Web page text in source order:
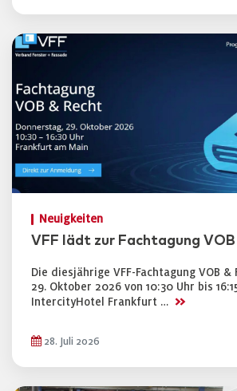
Neuigkeiten
VFF lädt zur Fachtagung VOB
Die diesjährige VFF-Fachtagung VOB
29. Oktober 2026 von 10:30 Uhr bis
IntercityHotel Frankfurt … >>
28. Juli 2026